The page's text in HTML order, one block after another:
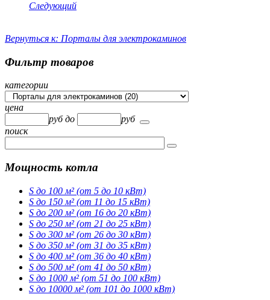
Следующий
Вернуться к: Порталы для электрокаминов
Фильтр товаров
категории
цена
рубдо
руб
поиск
Мощность котла
S до 100 м² (от 5 до 10 кВт)
S до 150 м² (от 11 до 15 кВт)
S до 200 м² (от 16 до 20 кВт)
S до 250 м² (от 21 до 25 кВт)
S до 300 м² (от 26 до 30 кВт)
S до 350 м² (от 31 до 35 кВт)
S до 400 м² (от 36 до 40 кВт)
S до 500 м² (от 41 до 50 кВт)
S до 1000 м² (от 51 до 100 кВт)
S до 10000 м² (от 101 до 1000 кВт)